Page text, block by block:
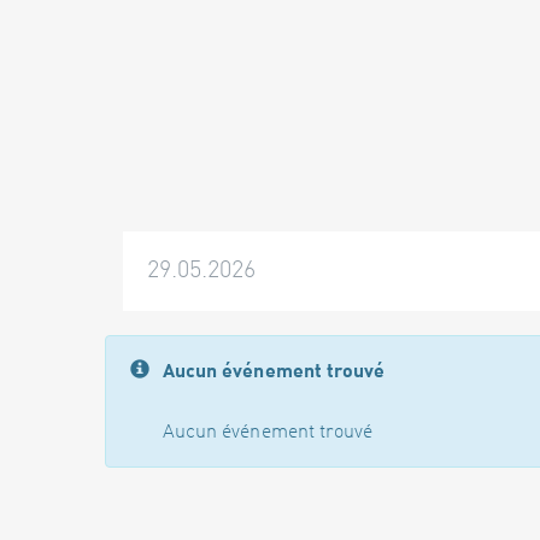
29.05.2026
Aucun événement trouvé
Aucun événement trouvé